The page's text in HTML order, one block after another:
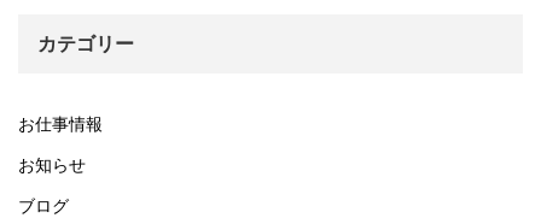
カテゴリー
お仕事情報
お知らせ
ブログ